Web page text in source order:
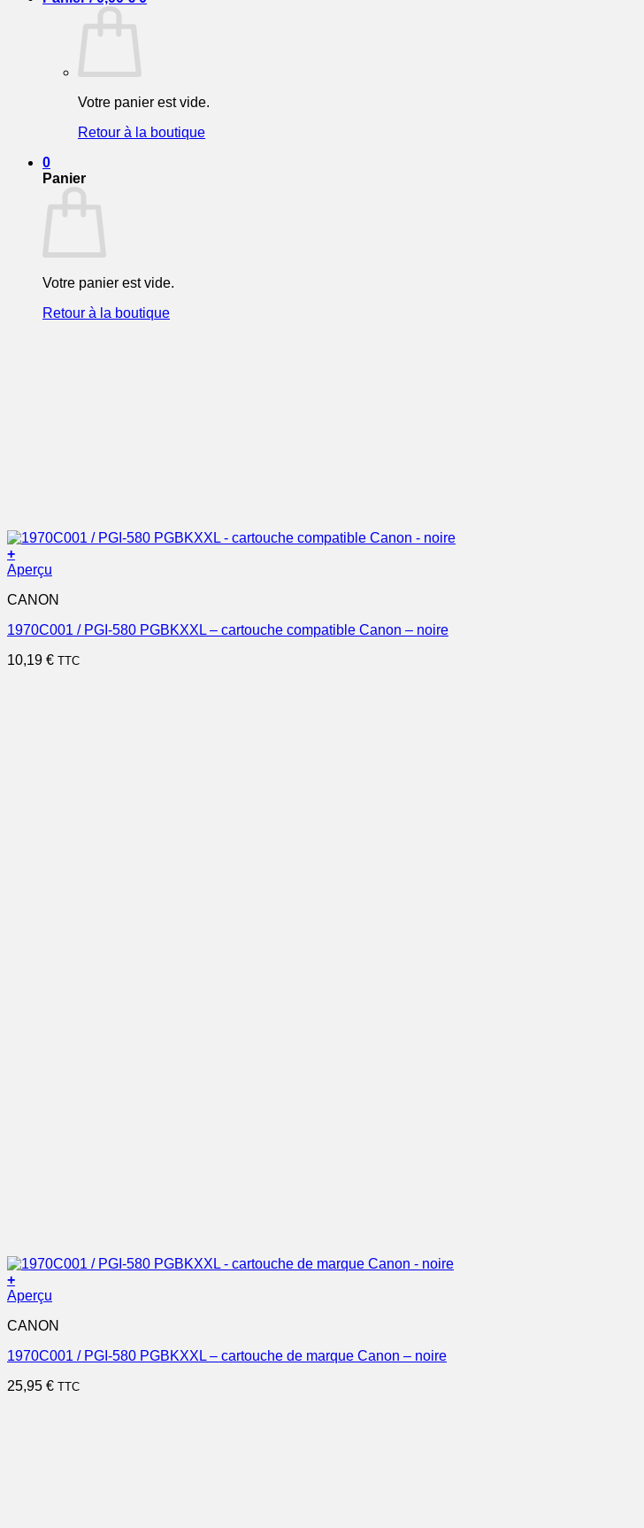
Votre panier est vide.
Retour à la boutique
0
Panier
Votre panier est vide.
Retour à la boutique
+
Aperçu
CANON
1970C001 / PGI-580 PGBKXXL – cartouche compatible Canon – noire
10,19 € TTC
+
Aperçu
CANON
1970C001 / PGI-580 PGBKXXL – cartouche de marque Canon – noire
25,95 € TTC